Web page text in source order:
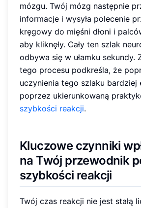
mózgu. Twój mózg następnie
informacje i wysyła polecenie
kręgowy do mięśni dłoni i
aby kliknęły. Cały ten szlak
odbywa się w ułamku sekundy.
tego procesu podkreśla, że
uczynienia tego szlaku bardziej
poprzez ukierunkowaną
szybkości reakcji.
Kluczowe czynniki
na Twój przewodnik
szybkości reakcji
Twój czas reakcji nie jest stałą